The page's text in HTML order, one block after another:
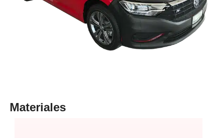
Materiales